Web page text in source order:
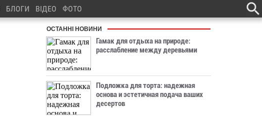
БЛОГИ ВІДЕО ФОТО
ОСТАННІ НОВИНИ
Гамак для отдыха на природе:
расслабление между деревьями
Подложка для торта: надежная
основа и эстетичная подача ваших
десертов